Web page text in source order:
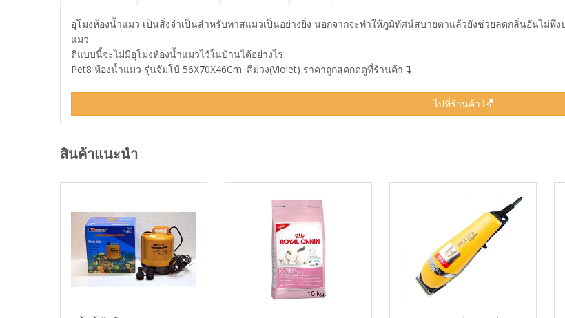
อุโมงห้องน้ำแมว เป็นสิ่งจำเป็นสำหรับทาสแมวเป็นอย่างยิ่ง นอกจากจะทำให้ภูมิทัศน์สบายตาแล้วยังช่วยลดกลิ่นอันไม่พึ
แมว
ดีแบบนี้จะไม่มีอุโมงห้องน้ำแมวไว้ในบ้านได้อย่างไร
Pet8 ห้องน้ำแมว รุ่นจัมโบ้ 56X70X46Cm. สีม่วง(Violet) ราคาถูกสุดกดดูที่ร้านค้า
ไปที่ร้านค้า
สินค้าแนะนำ